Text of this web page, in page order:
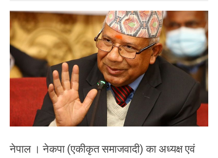
नेपाल । नेकपा (एकीकृत समाजवादी) का अध्यक्ष एवं